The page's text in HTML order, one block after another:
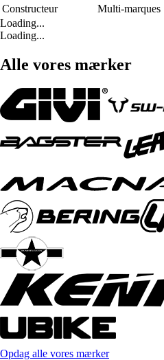
Constructeur
Multi-marques
Loading...
Loading...
Alle vores mærker
Opdag alle vores mærker